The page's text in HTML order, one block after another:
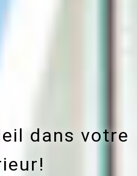
dans votre